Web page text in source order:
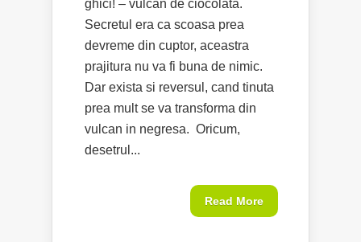
ghici! – vulcan de ciocolata.
Secretul era ca scoasa prea
devreme din cuptor, aceastra
prajitura nu va fi buna de nimic.
Dar exista si reversul, cand tinuta
prea mult se va transforma din
vulcan in negresa. Oricum,
desetrul...
Read More